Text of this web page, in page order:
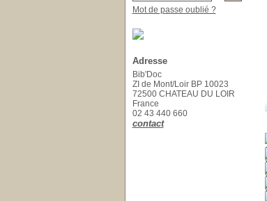
Mot de passe oublié ?
Adresse
Bib'Doc
ZI de Mont/Loir BP 10023
72500 CHATEAU DU LOIR
France
02 43 440 660
contact